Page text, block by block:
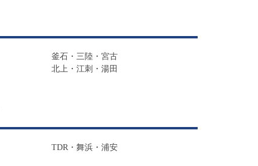
釜石・三陸・宮古
北上・江刺・湯田
TDR・舞浜・浦安